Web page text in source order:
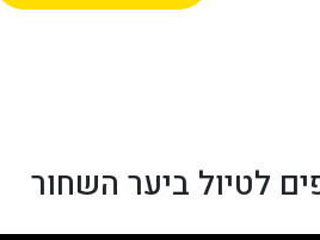
לטיול ביער השחור